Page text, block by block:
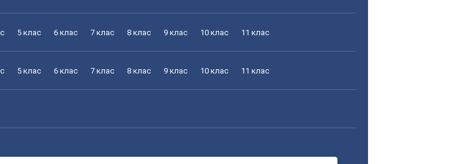
5 клас 6 клас 7 клас 8 клас 9 клас 10 клас 11 клас
5 клас 6 клас 7 клас 8 клас 9 клас 10 клас 11 клас